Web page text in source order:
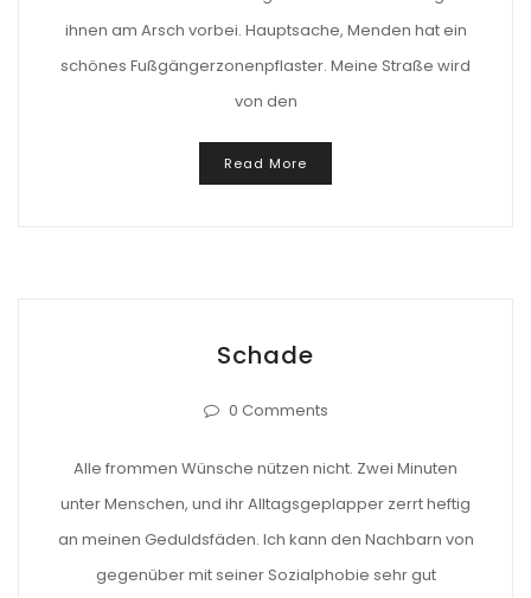
ihnen am Arsch vorbei. Hauptsache, Menden hat ein
schönes Fußgängerzonenpflaster. Meine Straße wird
von den
Read More
Schade
0 Comments
Alle frommen Wünsche nützen nicht. Zwei Minuten
unter Menschen, und ihr Alltagsgeplapper zerrt heftig
an meinen Geduldsfäden. Ich kann den Nachbarn von
gegenüber mit seiner Sozialphobie sehr gut